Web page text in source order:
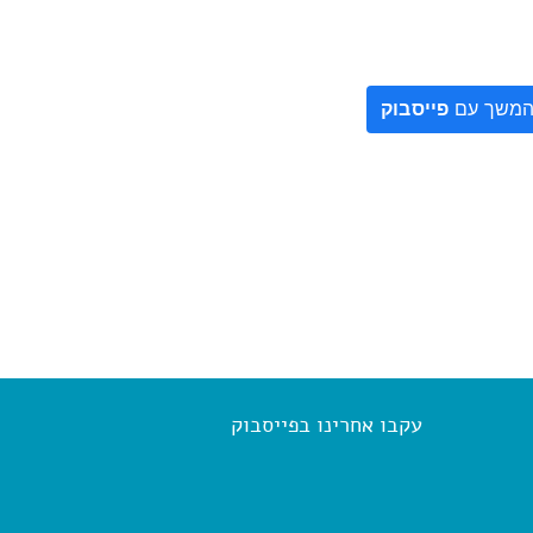
המשך עם פייסבוק
עקבו אחרינו בפייסבוק